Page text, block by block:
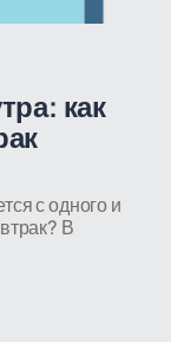
как
с одного и
В